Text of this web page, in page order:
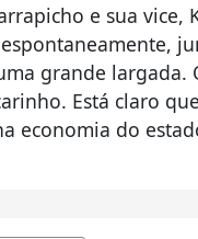
e sua
grande
Está claro
economia do